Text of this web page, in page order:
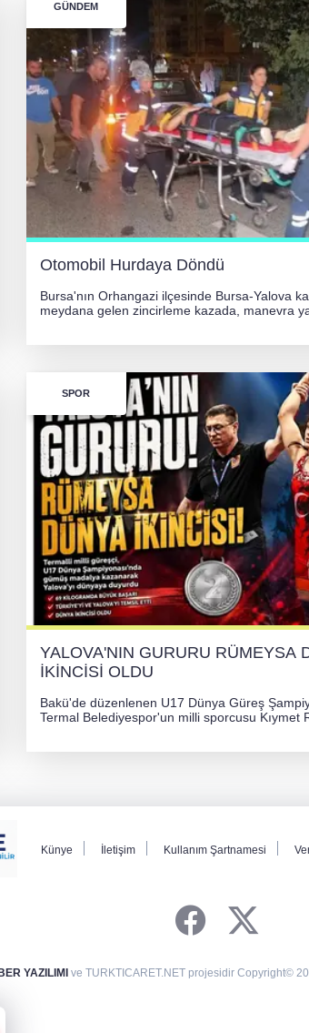
GÜNDEM
Otomobil Hurdaya Döndü
Bursa'nın Orhangazi ilçesinde Bursa-Yalova
meydana gelen zincirleme kazada, manevra
SPOR
YALOVA'NIN GURURU RÜMEYSA
İKİNCİSİ OLDU
Bakü'de düzenlenen U17 Dünya Güreş
Termal Belediyespor'un milli sporcusu Kıymet
Künye İletişim Kullanım Şartnamesi
YAZILIMI ve TURKTICARET.NET projesidir Copyright©